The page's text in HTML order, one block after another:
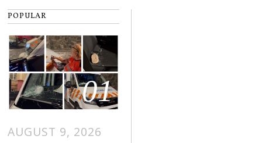
POPULAR
01
AUGUST 9, 2026